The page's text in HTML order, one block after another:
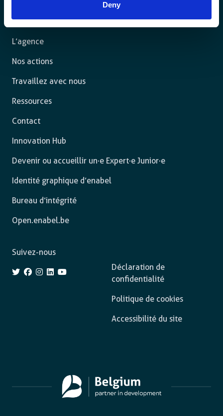
Deny
L’agence
Nos actions
Travaillez avec nous
Ressources
Contact
Innovation Hub
Devenir ou accueillir un·e Expert·e Junior·e
Identité graphique d’enabel
Bureau d’intégrité
Open.enabel.be
Déclaration de
confidentialité
Politique de cookies
Accessibilité du site
Suivez-nous